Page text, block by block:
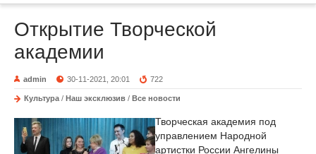
Открытие Творческой
академии
admin 30-11-2021, 20:01 722
Культура / Наш эксклюзив / Все новости
Творческая академия под
управлением Народной
артистки России Ангелины